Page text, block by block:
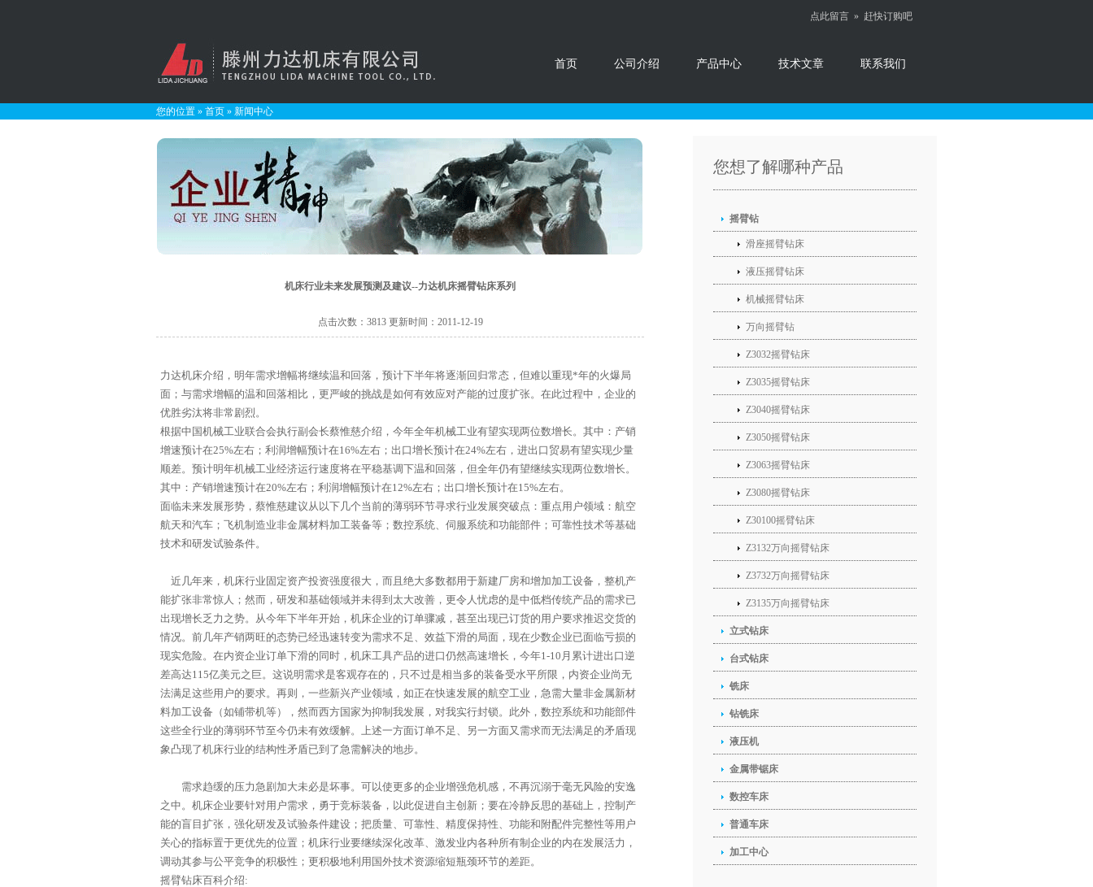
点此留言 » 赶快订购吧
首页 公司介绍 产品中心 技术文章 联系我们
您的位置 » 首页 » 新闻中心
机床行业未来发展预测及建议--力达机床摇臂钻床系列
点击次数：3813 更新时间：2011-12-19
力达机床介绍，明年需求增幅将继续温和回落，预计下半年将逐渐回归常态，但难以重现*年的火爆局
面；与需求增幅的温和回落相比，更严峻的挑战是如何有效应对产能的过度扩张。在此过程中，企业的
优胜劣汰将非常剧烈。
根据中国机械工业联合会执行副会长蔡惟慈介绍，今年全年机械工业有望实现两位数增长。其中：产销
增速预计在25%左右；利润增幅预计在16%左右；出口增长预计在24%左右，进出口贸易有望实现少量
顺差。预计明年机械工业经济运行速度将在平稳基调下温和回落，但全年仍有望继续实现两位数增长。
其中：产销增速预计在20%左右；利润增幅预计在12%左右；出口增长预计在15%左右。
面临未来发展形势，蔡惟慈建议从以下几个当前的薄弱环节寻求行业发展突破点：重点用户领域：航空
航天和汽车；飞机制造业非金属材料加工装备等； 数控系统、 伺服系统和功能部件；可靠性技术等基础
技术和研发试验条件。
近几年来， 机床行业固定资产投资强度很大，而且绝大多数都用于新建厂房和增加加工设备，整机产
能扩张非常惊人；然而，研发和基础领域并未得到太大改善，更令人忧虑的是中低档传统产品的需求已
出现增长乏力之势。从今年下半年开始， 机床企业的订单骤减，甚至出现已订货的用户要求推迟交货的
情况。前几年产销两旺的态势已经迅速转变为需求不足、效益下滑的局面，现在少数企业已面临亏损的
现实危险。在内资企业订单下滑的同时， 机床工具产品的进口仍然高速增长，今年1-10月累计进出口逆
差高达115亿美元之巨。这说明需求是客观存在的，只不过是相当多的装备受水平所限，内资企业尚无
法满足这些用户的要求。再则，一些新兴产业领域，如正在快速发展的航空工业，急需大量非金属新材
料加工设备（如铺带机等），然而西方国家为抑制我发展，对我实行封锁。此外， 数控系统和功能部件
这些全行业的薄弱环节至今仍未有效缓解。上述一方面订单不足、另一方面又需求而无法满足的矛盾现
象凸现了机床行业的结构性矛盾已到了急需解决的地步。
需求趋缓的压力急剧加大未必是坏事。可以使更多的企业增强危机感，不再沉溺于毫无风险的安逸
之中。 机床企业要针对用户需求，勇于竞标装备，以此促进自主创新；要在冷静反思的基础上，控制产
能的盲目扩张，强化研发及试验条件建设；把质量、可靠性、精度保持性、功能和附配件完整性等用户
关心的指标置于更优先的位置； 机床行业要继续深化改革、激发业内各种所有制企业的内在发展活力，
调动其参与公平竞争的积极性；更积极地利用国外技术资源缩短瓶颈环节的差距。
摇臂钻床百科介绍:
您想了解哪种产品
摇臂钻
滑座摇臂钻床
液压摇臂钻床
机械摇臂钻床
万向摇臂钻
Z3032摇臂钻床
Z3035摇臂钻床
Z3040摇臂钻床
Z3050摇臂钻床
Z3063摇臂钻床
Z3080摇臂钻床
Z30100摇臂钻床
Z3132万向摇臂钻床
Z3732万向摇臂钻床
Z3135万向摇臂钻床
立式钻床
台式钻床
铣床
钻铣床
液压机
金属带锯床
数控车床
普通车床
加工中心